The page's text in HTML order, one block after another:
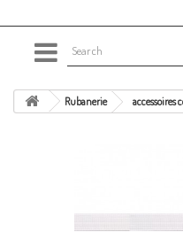
Rubanerie accessoires